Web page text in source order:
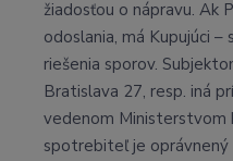
žiadosťou o nápravu. Ak
odoslania, má Kupujúci
riešenia sporov.
Bratislava 27, resp. iná
vedenom Ministerstvom
spotrebiteľ je